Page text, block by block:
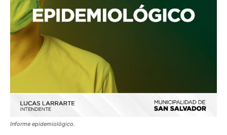
Informe epidemiológico.